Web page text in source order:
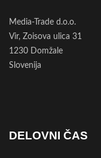
Media-Trade d.o.o.
Vir, Zoisova ulica 31
1230 Domžale
Slovenija
DELOVNI ČAS